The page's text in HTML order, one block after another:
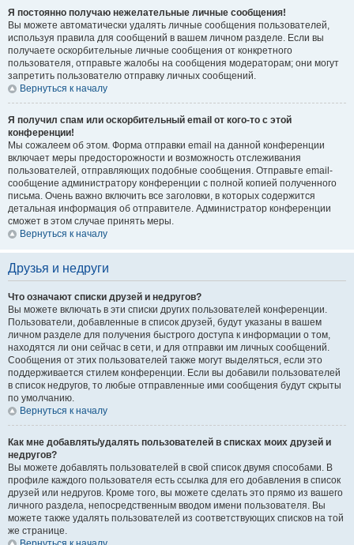
Я постоянно получаю нежелательные личные сообщения!
Вы можете автоматически удалять личные сообщения пользователей,
используя правила для сообщений в вашем личном разделе. Если вы
получаете оскорбительные личные сообщения от конкретного
пользователя, отправьте жалобы на сообщения модераторам; они могут
запретить пользователю отправку личных сообщений.
Вернуться к началу
Я получил спам или оскорбительный email от кого-то с этой
конференции!
Мы сожалеем об этом. Форма отправки email на данной конференции
включает меры предосторожности и возможность отслеживания
пользователей, отправляющих подобные сообщения. Отправьте email-
сообщение администратору конференции с полной копией полученного
письма. Очень важно включить все заголовки, в которых содержится
детальная информация об отправителе. Администратор конференции
сможет в этом случае принять меры.
Вернуться к началу
Друзья и недруги
Что означают списки друзей и недругов?
Вы можете включать в эти списки других пользователей конференции.
Пользователи, добавленные в список друзей, будут указаны в вашем
личном разделе для получения быстрого доступа к информации о том,
находятся ли они сейчас в сети, и для отправки им личных сообщений.
Сообщения от этих пользователей также могут выделяться, если это
поддерживается стилем конференции. Если вы добавили пользователей
в список недругов, то любые отправленные ими сообщения будут скрыты
по умолчанию.
Вернуться к началу
Как мне добавлять/удалять пользователей в списках моих друзей и
недругов?
Вы можете добавлять пользователей в свой список двумя способами. В
профиле каждого пользователя есть ссылка для его добавления в список
друзей или недругов. Кроме того, вы можете сделать это прямо из вашего
личного раздела, непосредственным вводом имени пользователя. Вы
можете также удалять пользователей из соответствующих списков на той
же странице.